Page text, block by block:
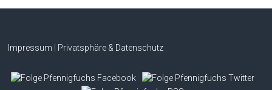
Impressum Privatsphäre & Datenschutz